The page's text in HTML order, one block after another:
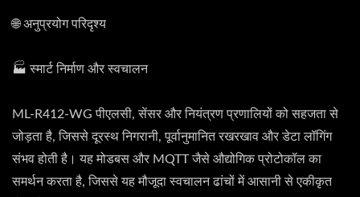
🌐 अनुप्रयोग परिदृश्य
🏭 स्मार्ट निर्माण और स्वचालन
ML-R412-WG पीएलसी, सेंसर और नियंत्रण प्रणालियों को सहजता से
जोड़ता है, जिससे दूरस्थ निगरानी, पूर्वानुमानित रखरखाव और डेटा लॉगिंग
संभव होती है। यह मोडबस और MQTT जैसे औद्योगिक प्रोटोकॉल का
समर्थन करता है, जिससे यह मौजूदा स्वचालन ढांचों में आसानी से एकीकृत